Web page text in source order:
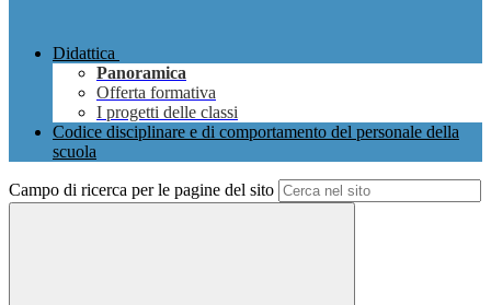
Didattica
Panoramica
Offerta formativa
I progetti delle classi
Codice disciplinare e di comportamento del personale della
scuola
Campo di ricerca per le pagine del sito